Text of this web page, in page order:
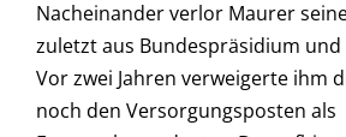
Nacheinander verlor Maurer
zuletzt aus Bundespräsidium
Vor zwei Jahren verweigerte ihm
noch den Versorgungsposten als